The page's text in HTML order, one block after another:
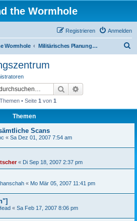
the Wormhole
Anmelden
Registrieren
Wormhole Militärisches Planungszentrum
Suche
• Seite 1 von 1
Themen
Scans
« Sa Dez 01, 2007 7:54 am
« Di Sep 18, 2007 2:37 pm
« Mo Mär 05, 2007 11:41 pm
« Sa Feb 17, 2007 8:06 pm